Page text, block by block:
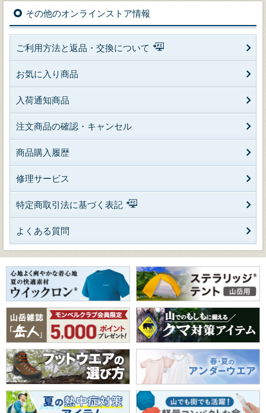
その他のオンラインストア情報
ご利用方法と返品・交換について
お気に入り商品
入荷通知商品
注文商品の確認・キャンセル
商品購入履歴
修理サービス
特定商取引法に基づく表記
よくある質問